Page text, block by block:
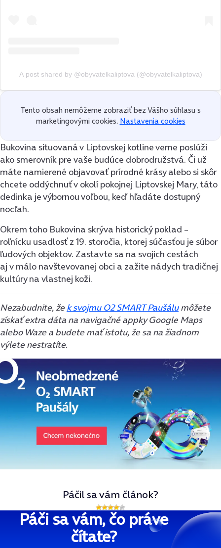
A post shared by @obyvatelkaliptova (@obyvatelkaliptova)
Tento obsah nemôžeme zobraziť bez Vášho súhlasu s
marketingovými cookies. Nastavenia cookies
Bukovina situovaná v Liptovskej kotline verne poslúži
ako smerovník pre vaše budúce dobrodružstvá. Či už
máte namierené objavovať prírodné krásy alebo si skôr
chcete oddýchnuť v okolí pokojnej Liptovskej Mary, táto
dedinka je výbornou voľbou, keď hľadáte dostupný
nocľah.
Okrem toho Bukovina skrýva historický poklad –
roľnícku usadlosť z 19. storočia, ktorej súčasťou je súbor
ľudových objektov. Zastavte sa na svojich cestách
aj v málo navštevovanej obci a zažite nádych tradičnej
kultúry na vlastnej koži.
Nezabudnite, žek svojmu O2 SMART Paušálumôžete
získať extra dáta na navigačné appky Google Maps
alebo Waze a budete mať istotu, že sa na žiadnom
výlete nestratíte.
Páčil sa vám článok?
Páči sa vám, čo práve
čítate?